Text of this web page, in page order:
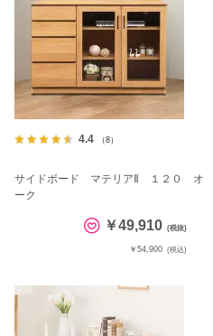
4.4 （8）
サイドボード マテリアⅡ １２０ オ
ーク
￥49,910 (税抜)
￥54,900 (税込)